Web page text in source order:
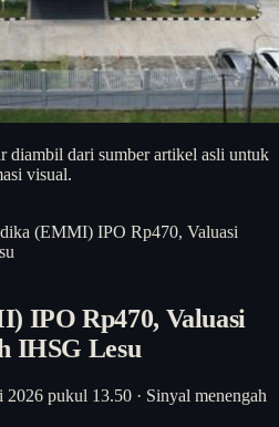
dari sumber artikel asli untuk
visual.
(EMMI) IPO Rp470, Valuasi
IPO Rp470, Valuasi
IHSG Lesu
2026 pukul 13.50 · Sinyal menengah